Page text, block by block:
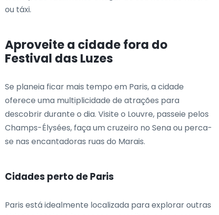
ou táxi.
Aproveite a cidade fora do
Festival das Luzes
Se planeia ficar mais tempo em Paris, a cidade
oferece uma multiplicidade de atrações para
descobrir durante o dia. Visite o Louvre, passeie pelos
Champs-Élysées, faça um cruzeiro no Sena ou perca-
se nas encantadoras ruas do Marais.
Cidades perto de Paris
Paris está idealmente localizada para explorar outras